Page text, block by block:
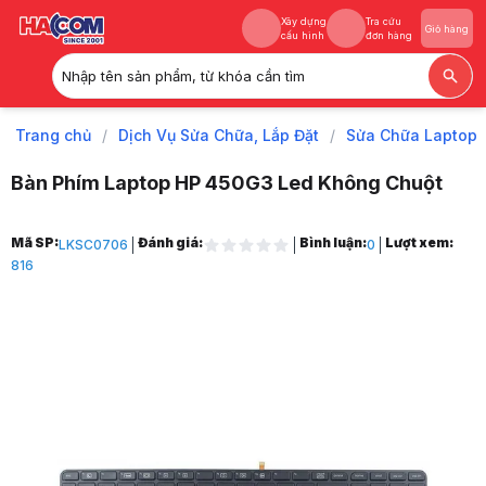
Xây dựng
cấu hình
Tra cứu
đơn hàng
Giỏ hàng
Nhập tên sản phẩm, từ khóa cần tìm
Xây dựng
Tra cứu
Trang chủ / Dịch Vụ Sửa Chữa, Lắp Đặt / Sửa Chữa Laptop
Bàn Phím Laptop HP 450G3 Led Không Chuột
Trang chủ
1
Bàn Phím Laptop HP 450G3 Led Không Chuột
Mã SP:LKSC0706 Đánh giá: Bình luận:0
Lượt xem:
816